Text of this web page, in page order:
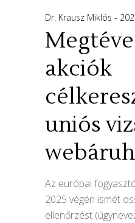
Dr. Krausz Miklós
akciók
uniós
Az európai
2025 végén ismét
ellenőrzést